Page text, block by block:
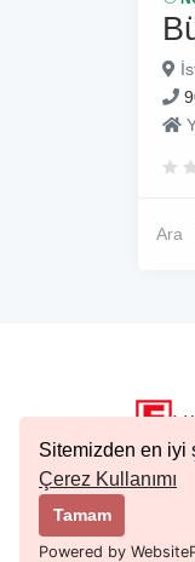
Sitemizden en iyi
Çerez Kullanımı
Tamam
Powered by
Ara